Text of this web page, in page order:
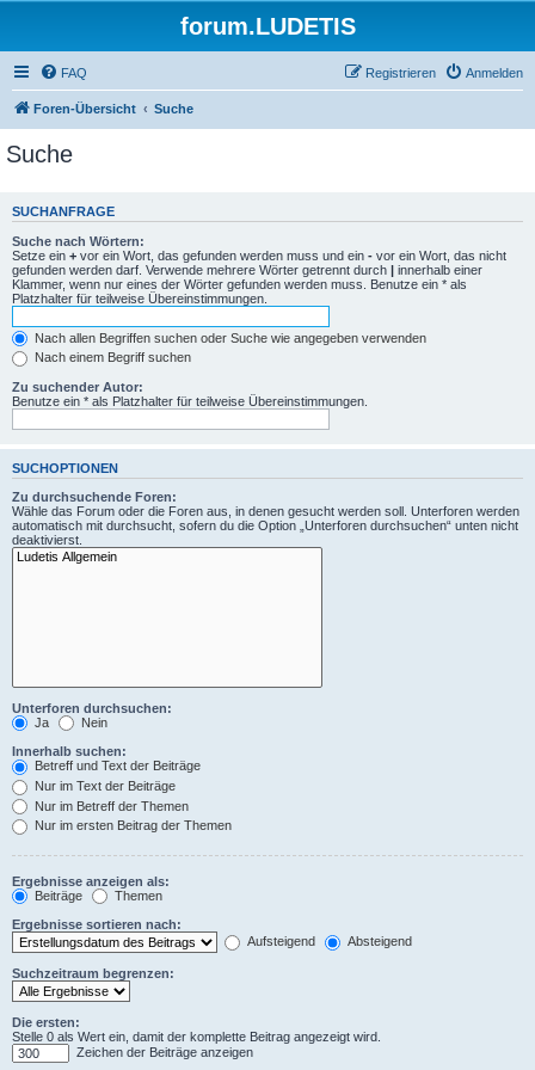
forum.LUDETIS
FAQ Anmelden
Registrieren
Foren-Übersicht Suche
Suche
SUCHANFRAGE
Suche nach Wörtern:
Setze ein + vor ein Wort, das gefunden werden muss und ein - vor ein Wort, das nicht
gefunden werden darf. Verwende mehrere Wörter getrennt durch | innerhalb einer
Klammer, wenn nur eines der Wörter gefunden werden muss. Benutze ein * als
Platzhalter für teilweise Übereinstimmungen.
Nach allen Begriffen suchen oder Suche wie angegeben verwenden
Nach einem Begriff suchen
Zu suchender Autor:
Benutze ein * als Platzhalter für teilweise Übereinstimmungen.
SUCHOPTIONEN
Zu durchsuchende Foren:
Wähle das Forum oder die Foren aus, in denen gesucht werden soll. Unterforen werden
automatisch mit durchsucht, sofern du die Option „Unterforen durchsuchen“ unten nicht
deaktivierst.
Unterforen durchsuchen:
Ja
Nein
Innerhalb suchen:
Betreff und Text der Beiträge
Nur im Text der Beiträge
Nur im Betreff der Themen
Nur im ersten Beitrag der Themen
Ergebnisse anzeigen als:
Beiträge
Themen
Ergebnisse sortieren nach:
Aufsteigend
Absteigend
Suchzeitraum begrenzen:
Die ersten:
Stelle 0 als Wert ein, damit der komplette Beitrag angezeigt wird.
Zeichen der Beiträge anzeigen